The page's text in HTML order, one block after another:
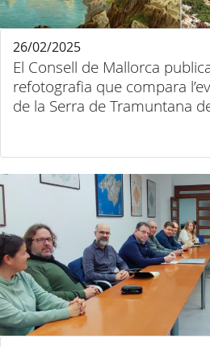
El Consell de Mallorca
refotografia que compara
de la Serra de Tramuntana
26/02/2025